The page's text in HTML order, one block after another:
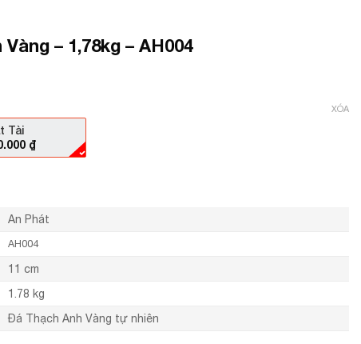
– 1,78kg – AH004
Tài
₫
XÓA
An Phát
AH004
11 cm
1.78 kg
Đá Thạch Anh Vàng tự nhiên